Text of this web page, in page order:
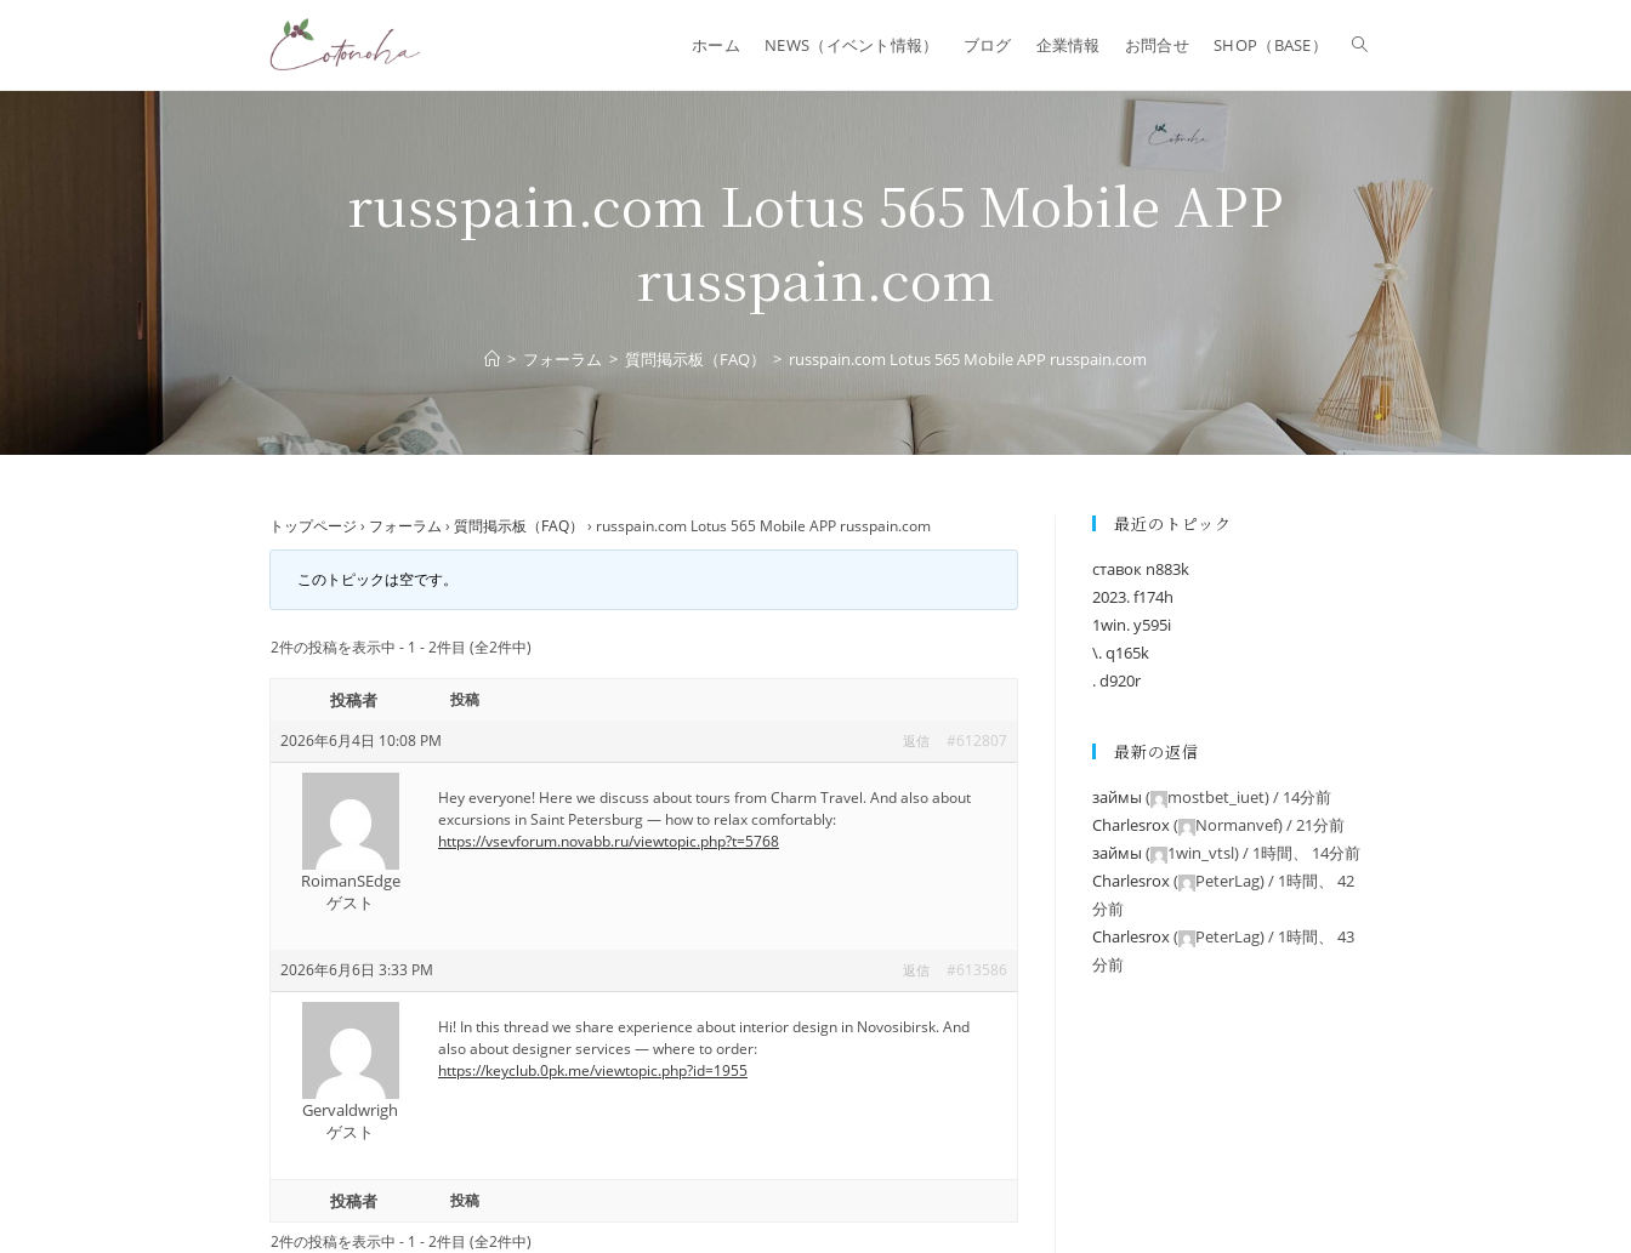
ホーム NEWS（イベント情報） ブログ 企業情報 お問合せ SHOP（BASE）
russpain.com Lotus 565 Mobile APP
russpain.com
> フォーラム > 質問掲示板（FAQ） > russpain.com Lotus 565 Mobile APP russpain.com
トップページ › フォーラム › 質問掲示板（FAQ） › russpain.com Lotus 565 Mobile APP russpain.com
このトピックは空です。
2件の投稿を表示中 - 1 - 2件目 (全2件中)
投稿者
投稿
2026年6月4日 10:08 PM
#612807
返信
RoimanSEdge
ゲスト
Hey everyone! Here we discuss about tours from Charm Travel. And also about
excursions in Saint Petersburg — how to relax comfortably:
https://vsevforum.novabb.ru/viewtopic.php?t=5768
2026年6月6日 3:33 PM #613586
返信
Gervaldwrigh
ゲスト
Hi! In this thread we share experience about interior design in Novosibirsk. And
also about designer services — where to order:
https://keyclub.0pk.me/viewtopic.php?id=1955
投稿者
投稿
2件の投稿を表示中 - 1 - 2件目 (全2件中)
最近のトピック
ставок n883k
2023. f174h
1win. y595i
\. q165k
. d920r
最新の返信
займы ( mostbet_iuet) / 14分前
Charlesrox( Normanvef) /21分前
займы ( 1win_vtsl) / 1時間、 14分前
Charlesrox( PeterLag) / 1時間、 42
分前
Charlesrox( PeterLag) / 1時間、 43
分前